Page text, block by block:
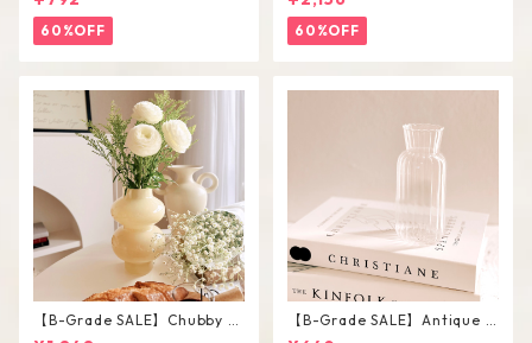
60%OFF 60%OFF
【B-Grade SALE】Chubby V
ase / M
【B-Grade SALE】Antique F
lower Vase #C